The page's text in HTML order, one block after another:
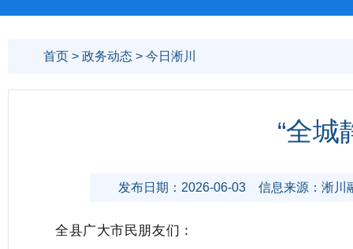
首页 > 政务动态 > 今日淅川
“全城
发布日期：2026-06-03 信息来源：淅川
全县广大市民朋友们：